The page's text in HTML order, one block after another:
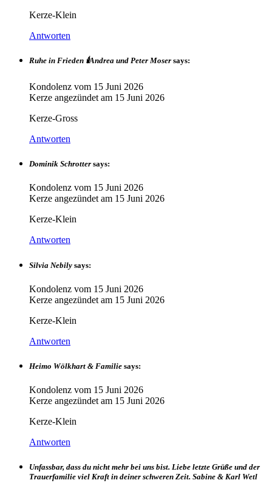
Kerze-Klein
Antworten
Ruhe in Frieden 🕯️Andrea und Peter Moser says:
Kondolenz vom 15 Juni 2026
Kerze angezündet am 15 Juni 2026
Kerze-Gross
Antworten
Dominik Schrotter says:
Kondolenz vom 15 Juni 2026
Kerze angezündet am 15 Juni 2026
Kerze-Klein
Antworten
Silvia Nebily says:
Kondolenz vom 15 Juni 2026
Kerze angezündet am 15 Juni 2026
Kerze-Klein
Antworten
Heimo Wölkhart & Familie says:
Kondolenz vom 15 Juni 2026
Kerze angezündet am 15 Juni 2026
Kerze-Klein
Antworten
Unfassbar, dass du nicht mehr bei uns bist. Liebe letzte Grüße und der
Trauerfamilie viel Kraft in deiner schweren Zeit. Sabine & Karl Wetl